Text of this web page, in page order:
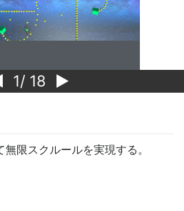
1/ 18
限スクルールを実現する。